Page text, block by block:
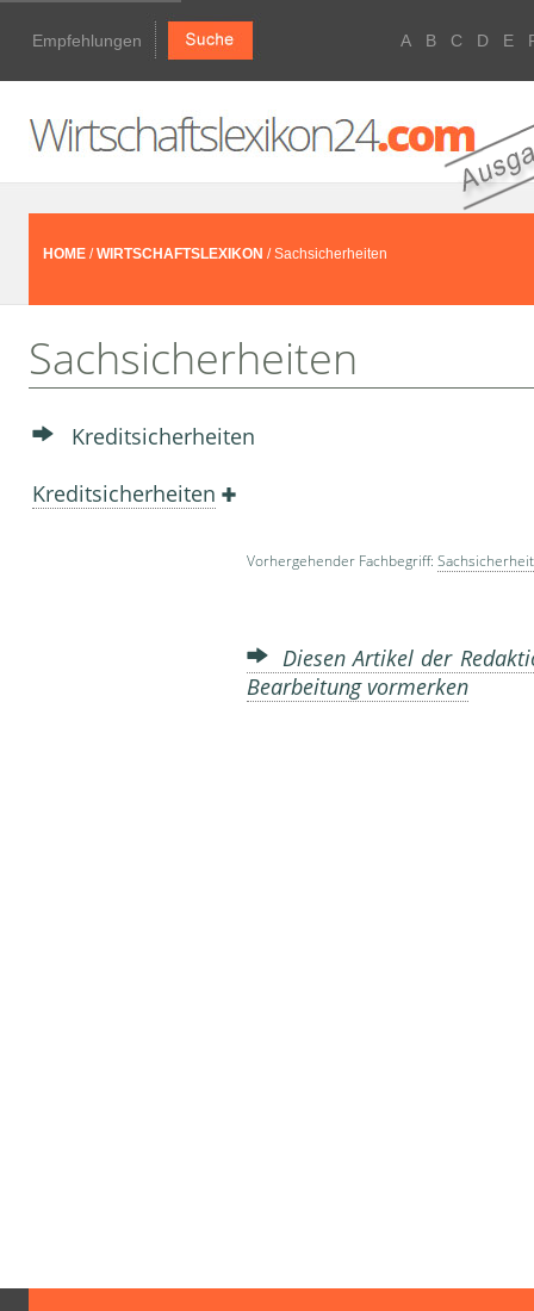
Empfehlungen A B C D E
HOME /WIRTSCHAFTSLEXIKON / Sachsicherheiten
Sachsicherheiten
Kreditsicherheiten
Kreditsicherheiten
Vorhergehender Fachbegriff: Sachsicherheit
Diesen Artikel der
Bearbeitung vormerken